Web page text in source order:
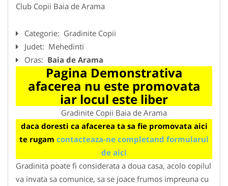
Club Copii Baia de Arama
Categorie: Gradinite Copii
Judet: Mehedinti
Oras: Baia de Arama
Pagina Demonstrativa
afacerea nu este promovata
iar locul este liber
Gradinite Copii Baia de Arama
daca doresti ca afacerea ta sa fie promovata aici
te rugam contacteaza-ne completand formularul
de aici
Gradinita poate fi considerata a doua casa, acolo copilul
va invata sa comunice, sa se joace frumos impreuna cu